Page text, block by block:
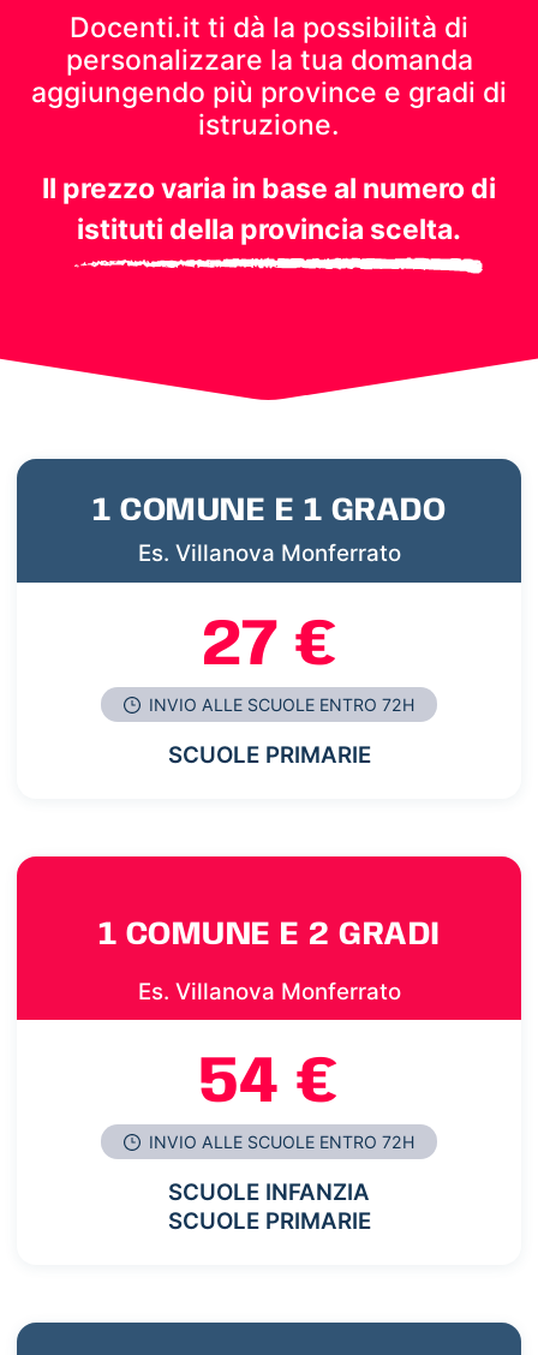
Docenti.it ti dà la possibilità di
personalizzare la tua domanda
aggiungendo più province e gradi di
istruzione.
Il prezzo varia in base al numero di
istituti della provincia scelta.
1 COMUNE E 1 GRADO
Es. Villanova Monferrato
27 €
INVIO ALLE SCUOLE ENTRO 72H
SCUOLE PRIMARIE
1 COMUNE E 2 GRADI
Es. Villanova Monferrato
54 €
INVIO ALLE SCUOLE ENTRO 72H
SCUOLE INFANZIA
SCUOLE PRIMARIE